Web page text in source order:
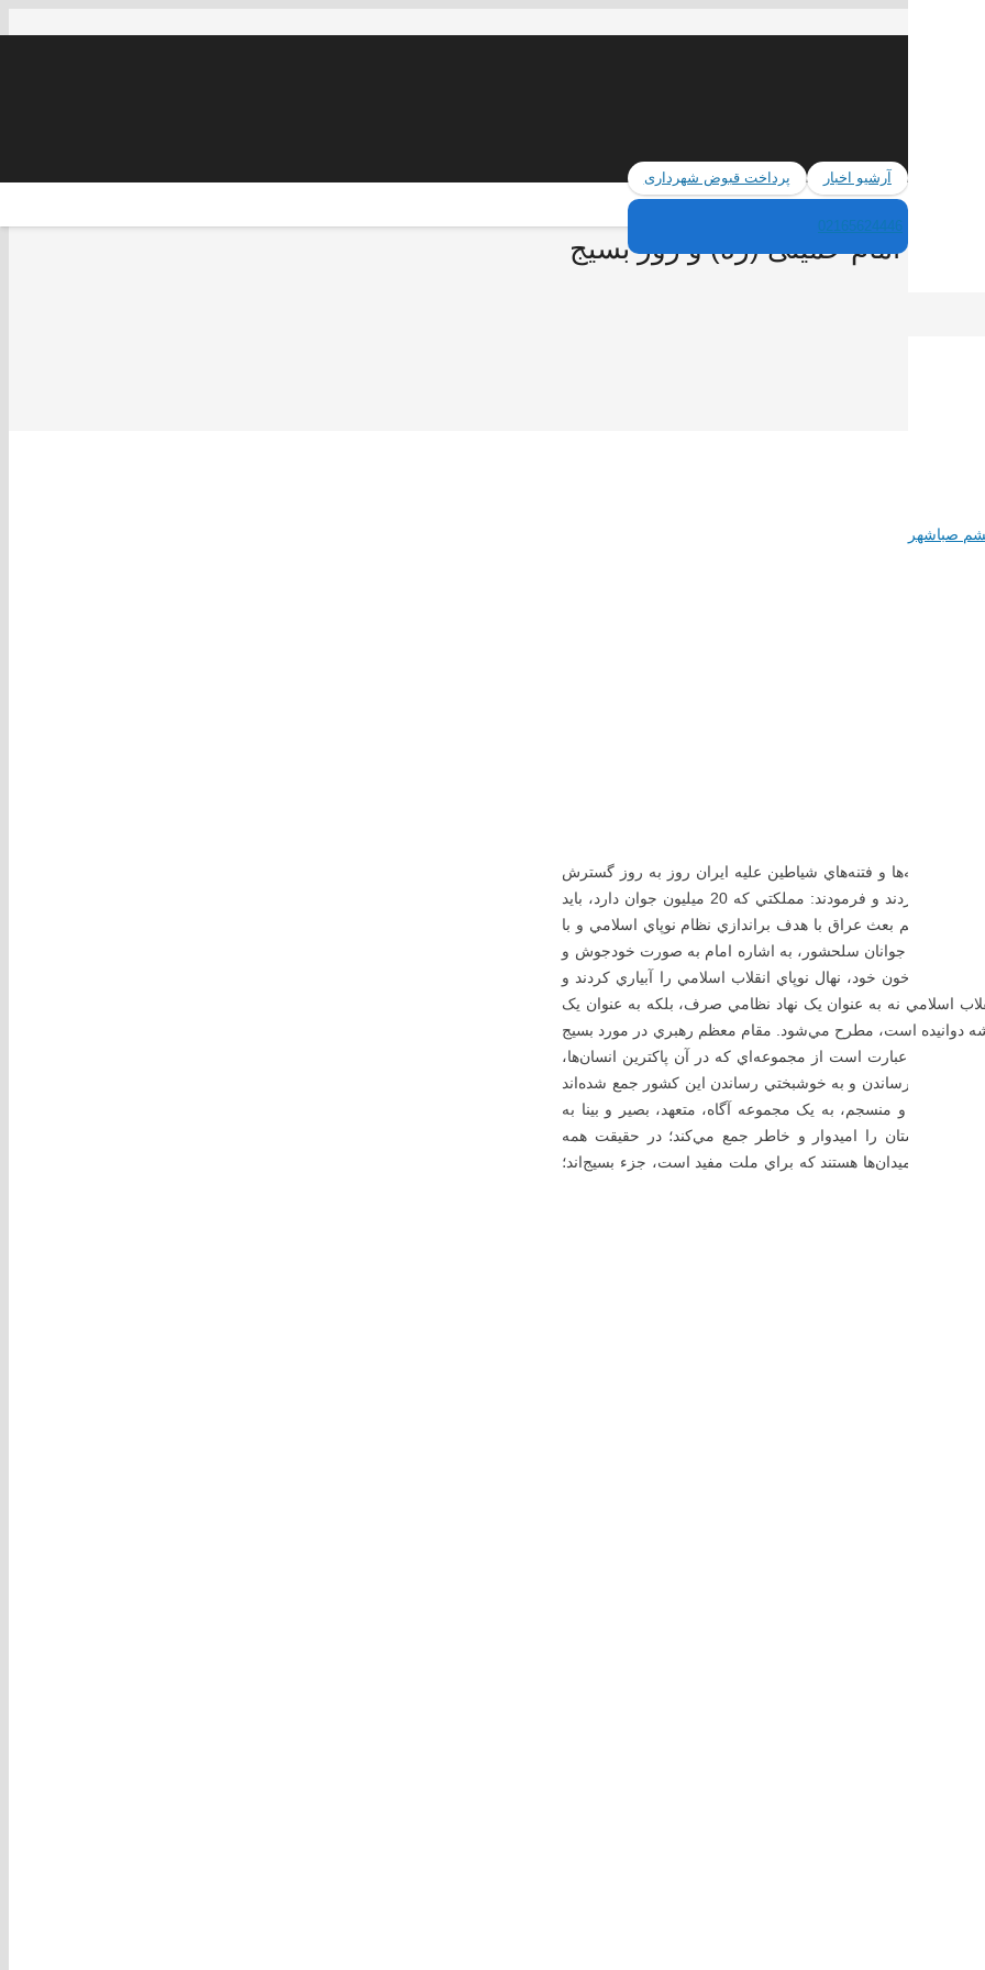
صباشهر
آرشیو اخبار پرداخت قبوض شهرداری
02165624446
توطئه‌ها و فتنه‌هاي شياطين عليه ايران روز به روز گسترش
يافت. در چنين شرايطي امام خميني در پنجم آذر 1358، فرمان تشکيل بسيج را صادر کردند و فرمودند: مملکتي که 20 ميليون جوان دارد، بايد
که رژيم بعث عراق با هدف براندازي نظام نوپاي اسلامي و با
بود که جوانان سلحشور، به اشاره امام به صورت خودجوش و
خون خود، نهال نوپاي انقلاب اسلامي را آبياري کردند و
اسلامي نه به عنوان يک نهاد نظامي صرف، بلکه به عنوان يک
دوانيده است، مطرح مي‌شود. مقام معظم رهبري در مورد بسيج
بسيج عبارت است از مجموعه‌اي که در آن پاکترين انسان‌ها،
براي کمال رساندن و به خوشبختي رساندن اين کشور جمع شده‌اند
عظيم و منسجم، به يک مجموعه آگاه، متعهد، بصير و بينا به
و دوستان را اميدوار و خاطر جمع مي‌کند؛ در حقيقت همه
ميداني از ميدان‌ها هستند که براي ملت مفيد است، جزء بسيج‌اند؛
تاجیک